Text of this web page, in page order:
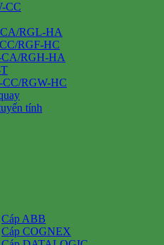
CC
RGL-HA
RGF-HC
RGH-HA
CC/RGW-HC
tính
Cáp ABB
Cáp COGNEX